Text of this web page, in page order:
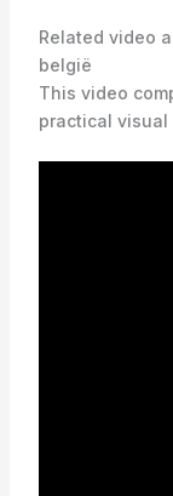
Related video
belgië
This video
practical visual